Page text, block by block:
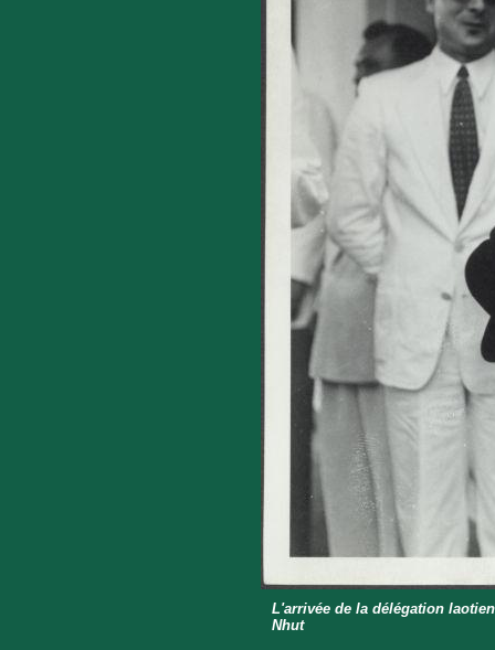
L'arrivée de la délégation
Nhut